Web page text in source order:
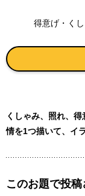
得意げ・く
くしゃみ、照れ、
情を1つ描いて、イ
このお題で投